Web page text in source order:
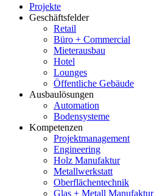
Projekte
Geschäftsfelder
Retail
Büro + Commercial
Mieterausbau
Hotel
Lounges
Öffentliche Gebäude
Ausbaulösungen
Automation
Bodensysteme
Kompetenzen
Projektmanagement
Engineering
Holz Manufaktur
Metallwerkstatt
Oberflächentechnik
Glas + Metall Manufaktur